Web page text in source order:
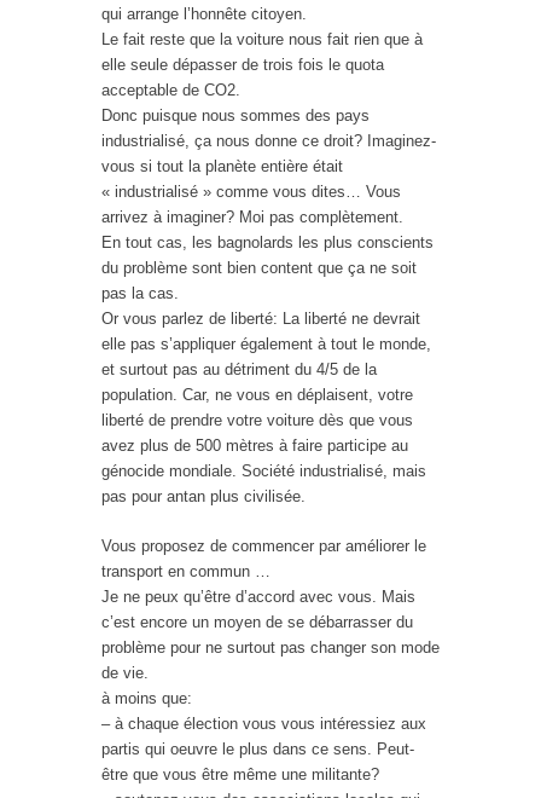
qui arrange l’honnête citoyen.
Le fait reste que la voiture nous fait rien que à
elle seule dépasser de trois fois le quota
acceptable de CO2.
Donc puisque nous sommes des pays
industrialisé, ça nous donne ce droit? Imaginez-
vous si tout la planète entière était
« industrialisé » comme vous dites… Vous
arrivez à imaginer? Moi pas complètement.
En tout cas, les bagnolards les plus conscients
du problème sont bien content que ça ne soit
pas la cas.
Or vous parlez de liberté: La liberté ne devrait
elle pas s’appliquer également à tout le monde,
et surtout pas au détriment du 4/5 de la
population. Car, ne vous en déplaisent, votre
liberté de prendre votre voiture dès que vous
avez plus de 500 mètres à faire participe au
génocide mondiale. Société industrialisé, mais
pas pour antan plus civilisée.
Vous proposez de commencer par améliorer le
transport en commun …
Je ne peux qu’être d’accord avec vous. Mais
c’est encore un moyen de se débarrasser du
problème pour ne surtout pas changer son mode
de vie.
à moins que:
– à chaque élection vous vous intéressiez aux
partis qui oeuvre le plus dans ce sens. Peut-
être que vous être même une militante?